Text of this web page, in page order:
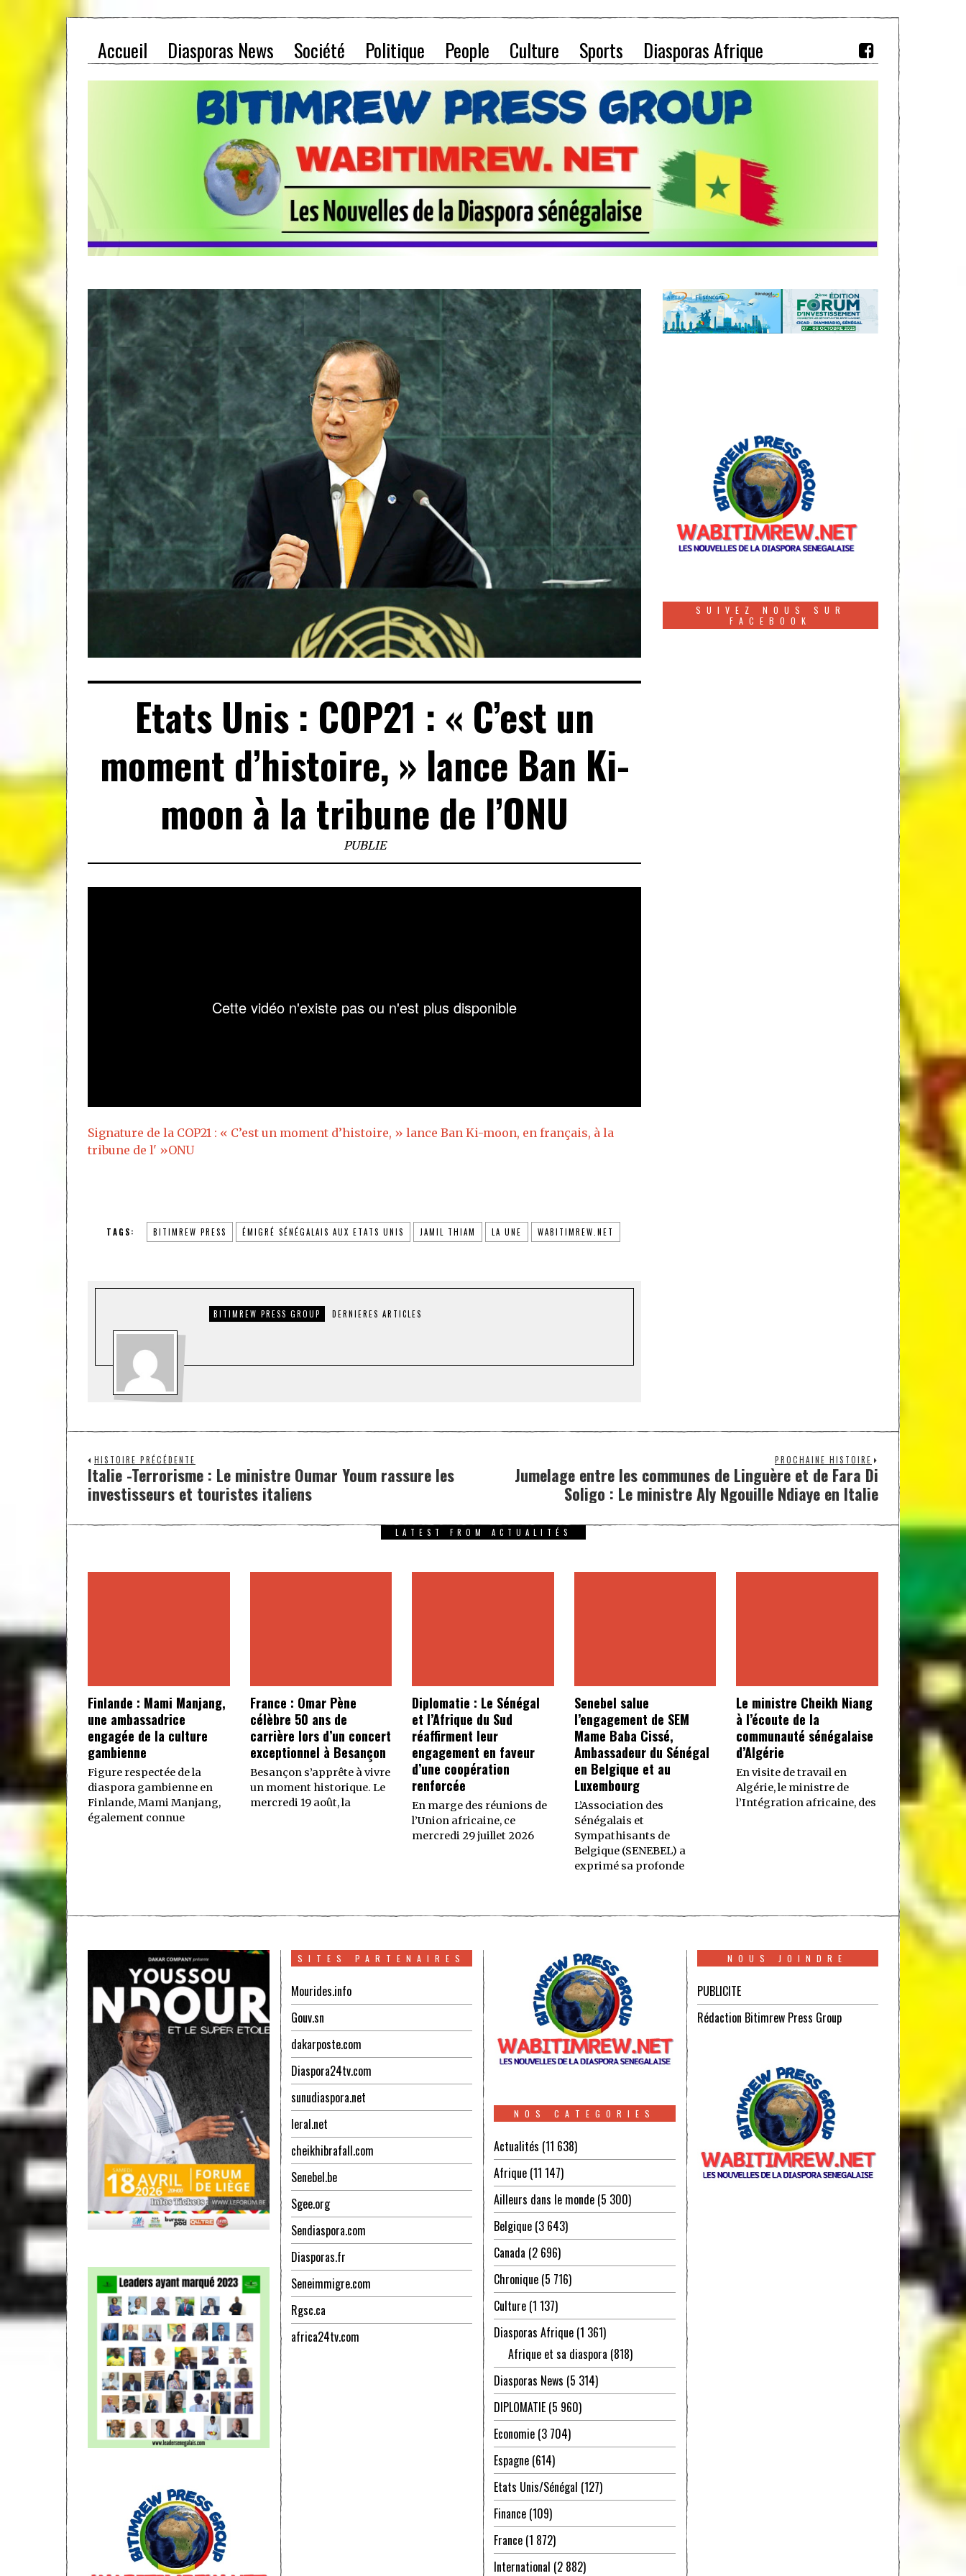
Accueil Diasporas News Société Politique People Culture Sports Diasporas Afrique
Etats Unis : COP21 : « C’est un
moment d’histoire, » lance Ban Ki-
moon à la tribune de l’ONU
PUBLIE
Signature de la COP21 : « C’est un moment d’histoire, » lance Ban Ki-moon, en français, à la
tribune de l' »ONU
TAGS: BITIMREW PRESS ÉMIGRÉ SÉNÉGALAIS AUX ETATS UNIS JAMIL THIAM LA UNE WABITIMREW.NET
BITIMREW PRESS GROUP DERNIERES ARTICLES
SUIVEZ NOUS SUR
FACEBOOK
HISTOIRE PRÉCÉDENTE
Italie -Terrorisme : Le ministre Oumar Youm rassure les
investisseurs et touristes italiens
PROCHAINE HISTOIRE
Jumelage entre les communes de Linguère et de Fara Di
Soligo : Le ministre Aly Ngouille Ndiaye en Italie
LATEST FROM ACTUALITÉS
Finlande : Mami Manjang,
une ambassadrice
engagée de la culture
gambienne
Figure respectée de la
diaspora gambienne en
Finlande, Mami Manjang,
également connue
France : Omar Pène
célèbre 50 ans de
carrière lors d’un concert
exceptionnel à Besançon
Besançon s’apprête à vivre
un moment historique. Le
mercredi 19 août, la
Diplomatie : Le Sénégal
et l’Afrique du Sud
réaffirment leur
engagement en faveur
d’une coopération
renforcée
En marge des réunions de
l’Union africaine, ce
mercredi 29 juillet 2026
Senebel salue
l’engagement de SEM
Mame Baba Cissé,
Ambassadeur du Sénégal
en Belgique et au
Luxembourg
L’Association des
Sénégalais et
Sympathisants de
Belgique (SENEBEL) a
exprimé sa profonde
Le ministre Cheikh Niang
à l’écoute de la
communauté sénégalaise
d’Algérie
En visite de travail en
Algérie, le ministre de
l’Intégration africaine, des
SITES PARTENAIRES
Mourides.info
Gouv.sn
dakarposte.com
Diaspora24tv.com
sunudiaspora.net
leral.net
cheikhibrafall.com
Senebel.be
Sgee.org
Sendiaspora.com
Diasporas.fr
Seneimmigre.com
Rgsc.ca
africa24tv.com
NOS CATEGORIES
Actualités (11 638)
Afrique (11 147)
Ailleurs dans le monde (5 300)
Belgique (3 643)
Canada (2 696)
Chronique (5 716)
Culture (1 137)
Diasporas Afrique (1 361)
Afrique et sa diaspora (818)
Diasporas News (5 314)
DIPLOMATIE (5 960)
Economie (3 704)
Espagne (614)
Etats Unis/Sénégal (127)
Finance (109)
France (1 872)
International (2 882)
NOUS JOINDRE
PUBLICITE
Rédaction Bitimrew Press Group